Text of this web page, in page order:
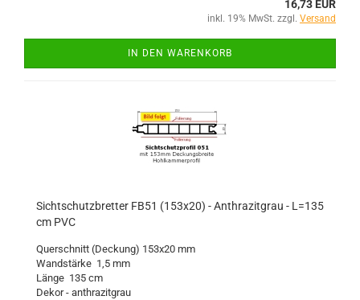
16,73 EUR
inkl. 19% MwSt. zzgl. Versand
IN DEN WARENKORB
Sichtschutzbretter FB51 (153x20) - Anthrazitgrau - L=135
cm PVC
Querschnitt (Deckung) 153x20 mm
Wandstärke 1,5 mm
Länge 135 cm
Dekor - anthrazitgrau